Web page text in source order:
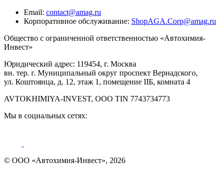
Email: contact@amag.ru
Корпоративное обслуживание: ShopAGA.Corp@amag.ru
Общество с ограниченной ответственностью «Автохимия-
Инвест»
Юридический адрес: 119454, г. Москва
вн. тер. г. Муниципальный округ проспект Вернадского,
ул. Коштоянца, д. 12, этаж 1, помещение IIБ, комната 4
AVTOKHIMIYA-INVEST, OOO TIN 7743734773
Мы в социальных сетях:
© ООО «Автохимия-Инвест», 2026